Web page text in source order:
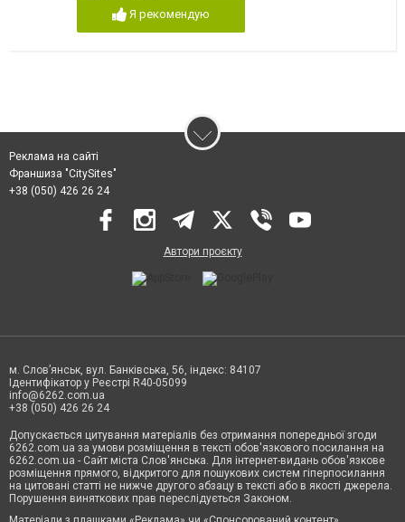
Я рекомендую
Реклама на сайті
Франшиза "CitySites"
+38 (050) 426 26 24
Автори проєкту
м. Слов’янськ, вул. Банківська, 56, індекс: 84107
Ідентифікатор у Реєстрі R40-05099
info@6262.com.ua
+38 (050) 426 26 24
Допускається цитування матеріалів без отримання попередньої згоди
6262.com.ua за умови розміщення в тексті обов'язкового посилання на
6262.com.ua - Сайт міста Слов'янська. Для інтернет-видань обов'язкове
розміщення прямого, відкритого для пошукових систем гіперпосилання
на цитовані статті не нижче другого абзацу в тексті або в якості джерела.
Порушення виняткових прав переслідується Законом.